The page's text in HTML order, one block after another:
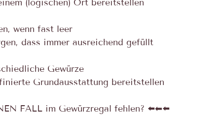
(logischen) Ort bereitstellen
wenn fast leer
dass immer ausreichend gefüllt
Gewürze
Grundausstattung bereitstellen
FALL im Gewürzregal fehlen? ⬅️⬅⬅️